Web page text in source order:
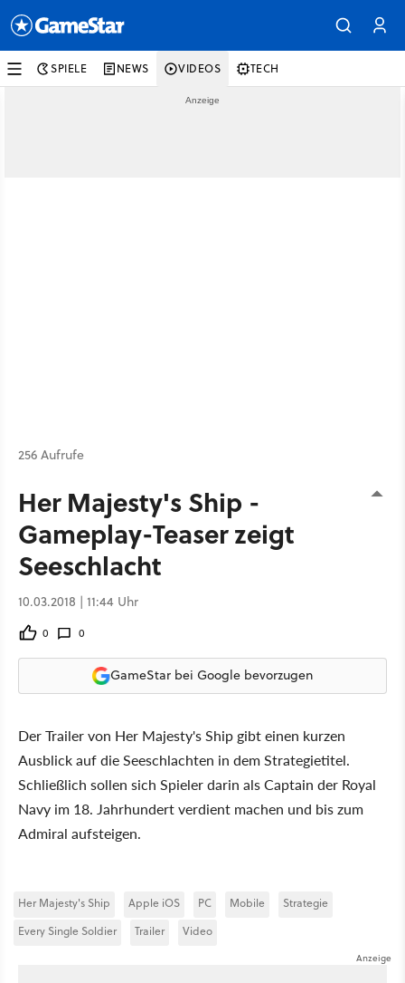
SPIELE NEWS VIDEOS TECH
256 Aufrufe
Her Majesty's Ship -
Gameplay-Teaser zeigt
Seeschlacht
10.03.2018 | 11:44 Uhr
0 0
GameStar bei Google bevorzugen
Der Trailer von Her Majesty's Ship gibt einen kurzen
Ausblick auf die Seeschlachten in dem Strategietitel.
Schließlich sollen sich Spieler darin als Captain der Royal
Navy im 18. Jahrhundert verdient machen und bis zum
Admiral aufsteigen.
Her Majesty's Ship Apple iOS PC Mobile
Strategie
Every Single Soldier
Trailer Video